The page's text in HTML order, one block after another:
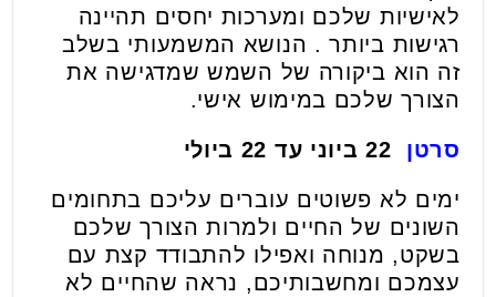
לאישיות שלכם ומערכות יחסים תהיינה
רגישות ביותר . הנושא המשמעותי בשלב
זה הוא ביקורה של השמש שמדגישה את
הצורך שלכם במימוש אישי.
סרטן
ימים לא פשוטים עוברים עליכם בתחומים
השונים של החיים ולמרות הצורך שלכם
בשקט, מנוחה ואפילו להתבודד קצת עם
עצמכם ומחשבותיכם, נראה שהחיים לא